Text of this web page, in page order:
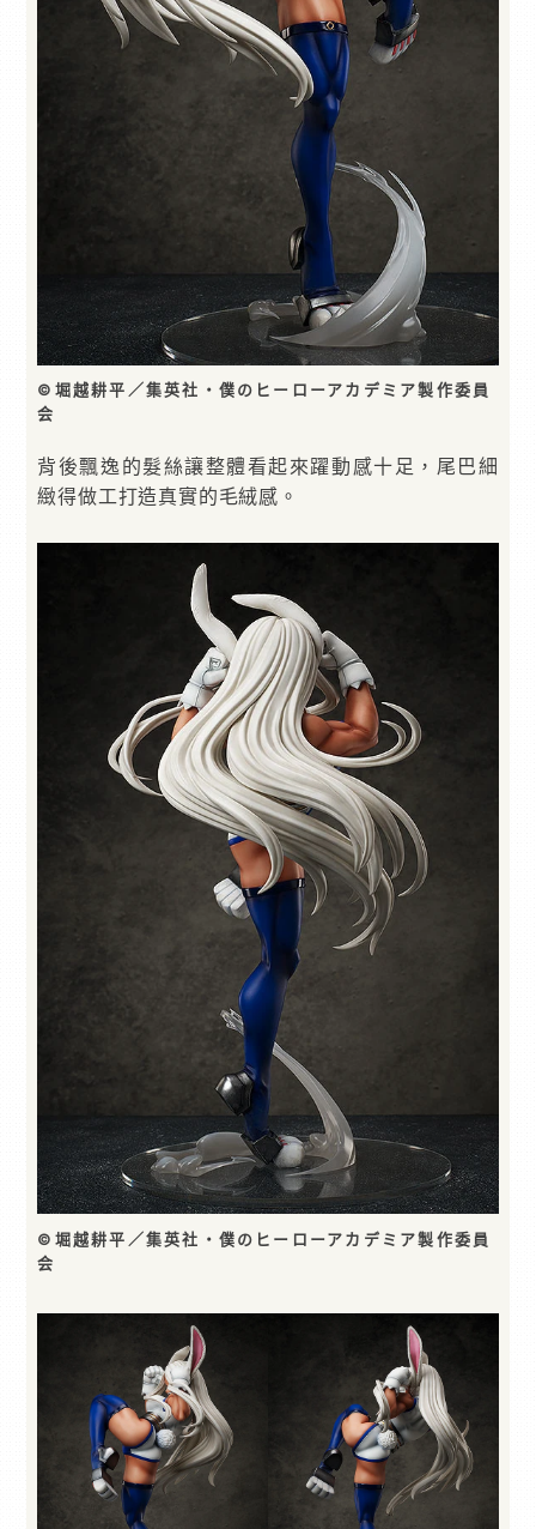
©堀越耕平／集英社・僕のヒーローアカデミア製作委員
会
背後飄逸的髮絲讓整體看起來躍動感十足，尾巴細
緻得做工打造真實的毛絨感。
©堀越耕平／集英社・僕のヒーローアカデミア製作委員
会